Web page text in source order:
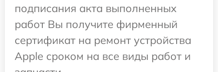
подписания акта выполненных
работ Вы получите фирменный
сертификат на ремонт устройства
Apple сроком на все виды работ и